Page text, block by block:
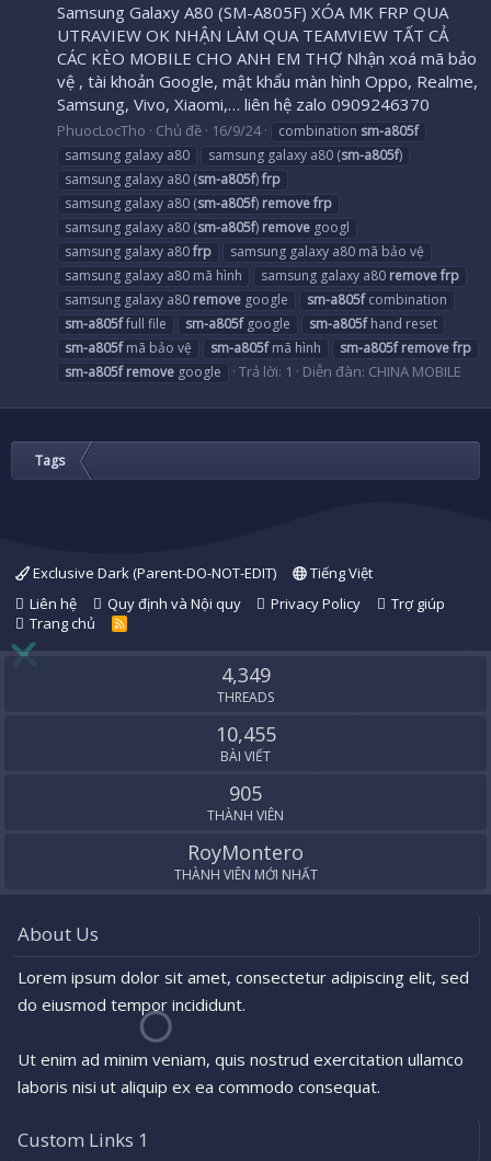
Samsung Galaxy A80 (SM-A805F) XÓA MK FRP QUA
UTRAVIEW OK NHẬN LÀM QUA TEAMVIEW TẤT CẢ
CÁC KÈO MOBILE CHO ANH EM THỢ Nhận xoá mã bảo
vệ , tài khoản Google, mật khẩu màn hình Oppo, Realme,
Samsung, Vivo, Xiaomi,… liên hệ zalo 0909246370
PhuocLocTho Chủ đề 16/9/24 combination sm-a805f
samsung galaxy a80
samsung galaxy a80 (sm-a805f)
samsung galaxy a80 (sm-a805f)frp
samsung galaxy a80 (sm-a805f) removefrp
samsung galaxy a80 (sm-a805f) remove googl
samsung galaxy a80frp
samsung galaxy a80 mã bảo vệ
samsung galaxy a80 mã hình
samsung galaxy a80 removefrp
samsung galaxy a80 remove google sm-a805fcombination
sm-a805ffull file sm-a805fgoogle sm-a805fhand reset
sm-a805fmã bảo vệ sm-a805fmã hình sm-a805f removefrp
sm-a805f remove google Trả lời: 1 Diễn đàn: CHINA MOBILE
Tags
Exclusive Dark (Parent-DO-NOT-EDIT)
Tiếng Việt
Liên hệ
Quy định và Nội quy Privacy Policy
Trợ giúp
Trang chủ
R
S
4,349
THREADS
10,455
BÀI VIẾT
905
THÀNH VIÊN
RoyMontero
THÀNH VIÊN MỚI NHẤT
About Us
Lorem ipsum dolor sit amet, consectetur adipiscing elit, sed
do eiusmod tempor incididunt.
Ut enim ad minim veniam, quis nostrud exercitation ullamco
laboris nisi ut aliquip ex ea commodo consequat.
Custom Links 1